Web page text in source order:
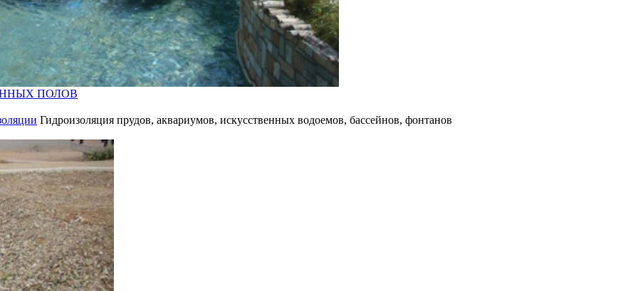
ПОЛОВ
Гидроизоляция прудов, аквариумов, искусственных водоемов, бассейнов, фонтанов